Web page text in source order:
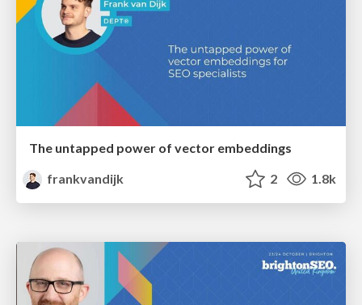
The untapped power of vector embeddings
frankvandijk
2 1.8k